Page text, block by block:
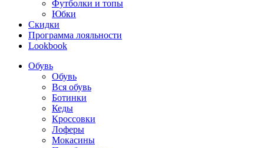
Футболки и топы
Юбки
Скидки
Программа лояльности
Lookbook
Обувь
Обувь
Вся обувь
Ботинки
Кеды
Кроссовки
Лоферы
Мокасины